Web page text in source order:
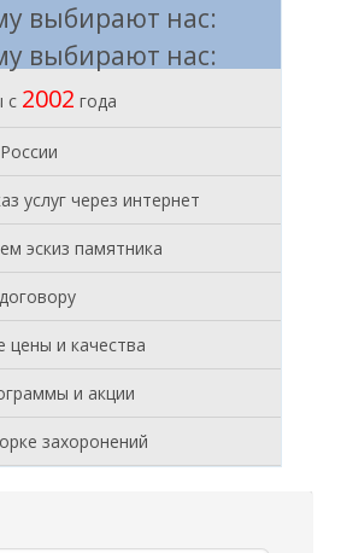
выбирают нас:
выбирают нас:
с 2002 года
услуг через интернет
эскиз памятника
и качества
и акции
захоронений